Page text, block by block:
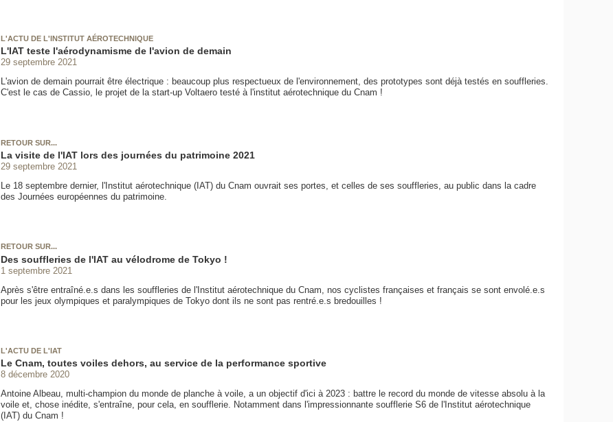
L'ACTU DE L'INSTITUT AÉROTECHNIQUE
L'IAT teste l'aérodynamisme de l'avion de demain
29 septembre 2021
L'avion de demain pourrait être électrique : beaucoup plus respectueux de l'environnement, des prototypes sont déjà testés en souffleries.
C'est le cas de Cassio, le projet de la start-up Voltaero testé à l'institut aérotechnique du Cnam !
RETOUR SUR...
La visite de l'IAT lors des journées du patrimoine 2021
29 septembre 2021
Le 18 septembre dernier, l'Institut aérotechnique (IAT) du Cnam ouvrait ses portes, et celles de ses souffleries, au public dans la cadre
des Journées européennes du patrimoine.
RETOUR SUR...
Des souffleries de l'IAT au vélodrome de Tokyo !
1 septembre 2021
Après s'être entraîné.e.s dans les souffleries de l'Institut aérotechnique du Cnam, nos cyclistes françaises et français se sont envolé.e.s
pour les jeux olympiques et paralympiques de Tokyo dont ils ne sont pas rentré.e.s bredouilles !
L'ACTU DE L'IAT
Le Cnam, toutes voiles dehors, au service de la performance sportive
8 décembre 2020
Antoine Albeau, multi-champion du monde de planche à voile, a un objectif d'ici à 2023 : battre le record du monde de vitesse absolu à la
voile et, chose inédite, s'entraîne, pour cela, en soufflerie. Notamment dans l'impressionnante soufflerie S6 de l'Institut aérotechnique
(IAT) du Cnam !